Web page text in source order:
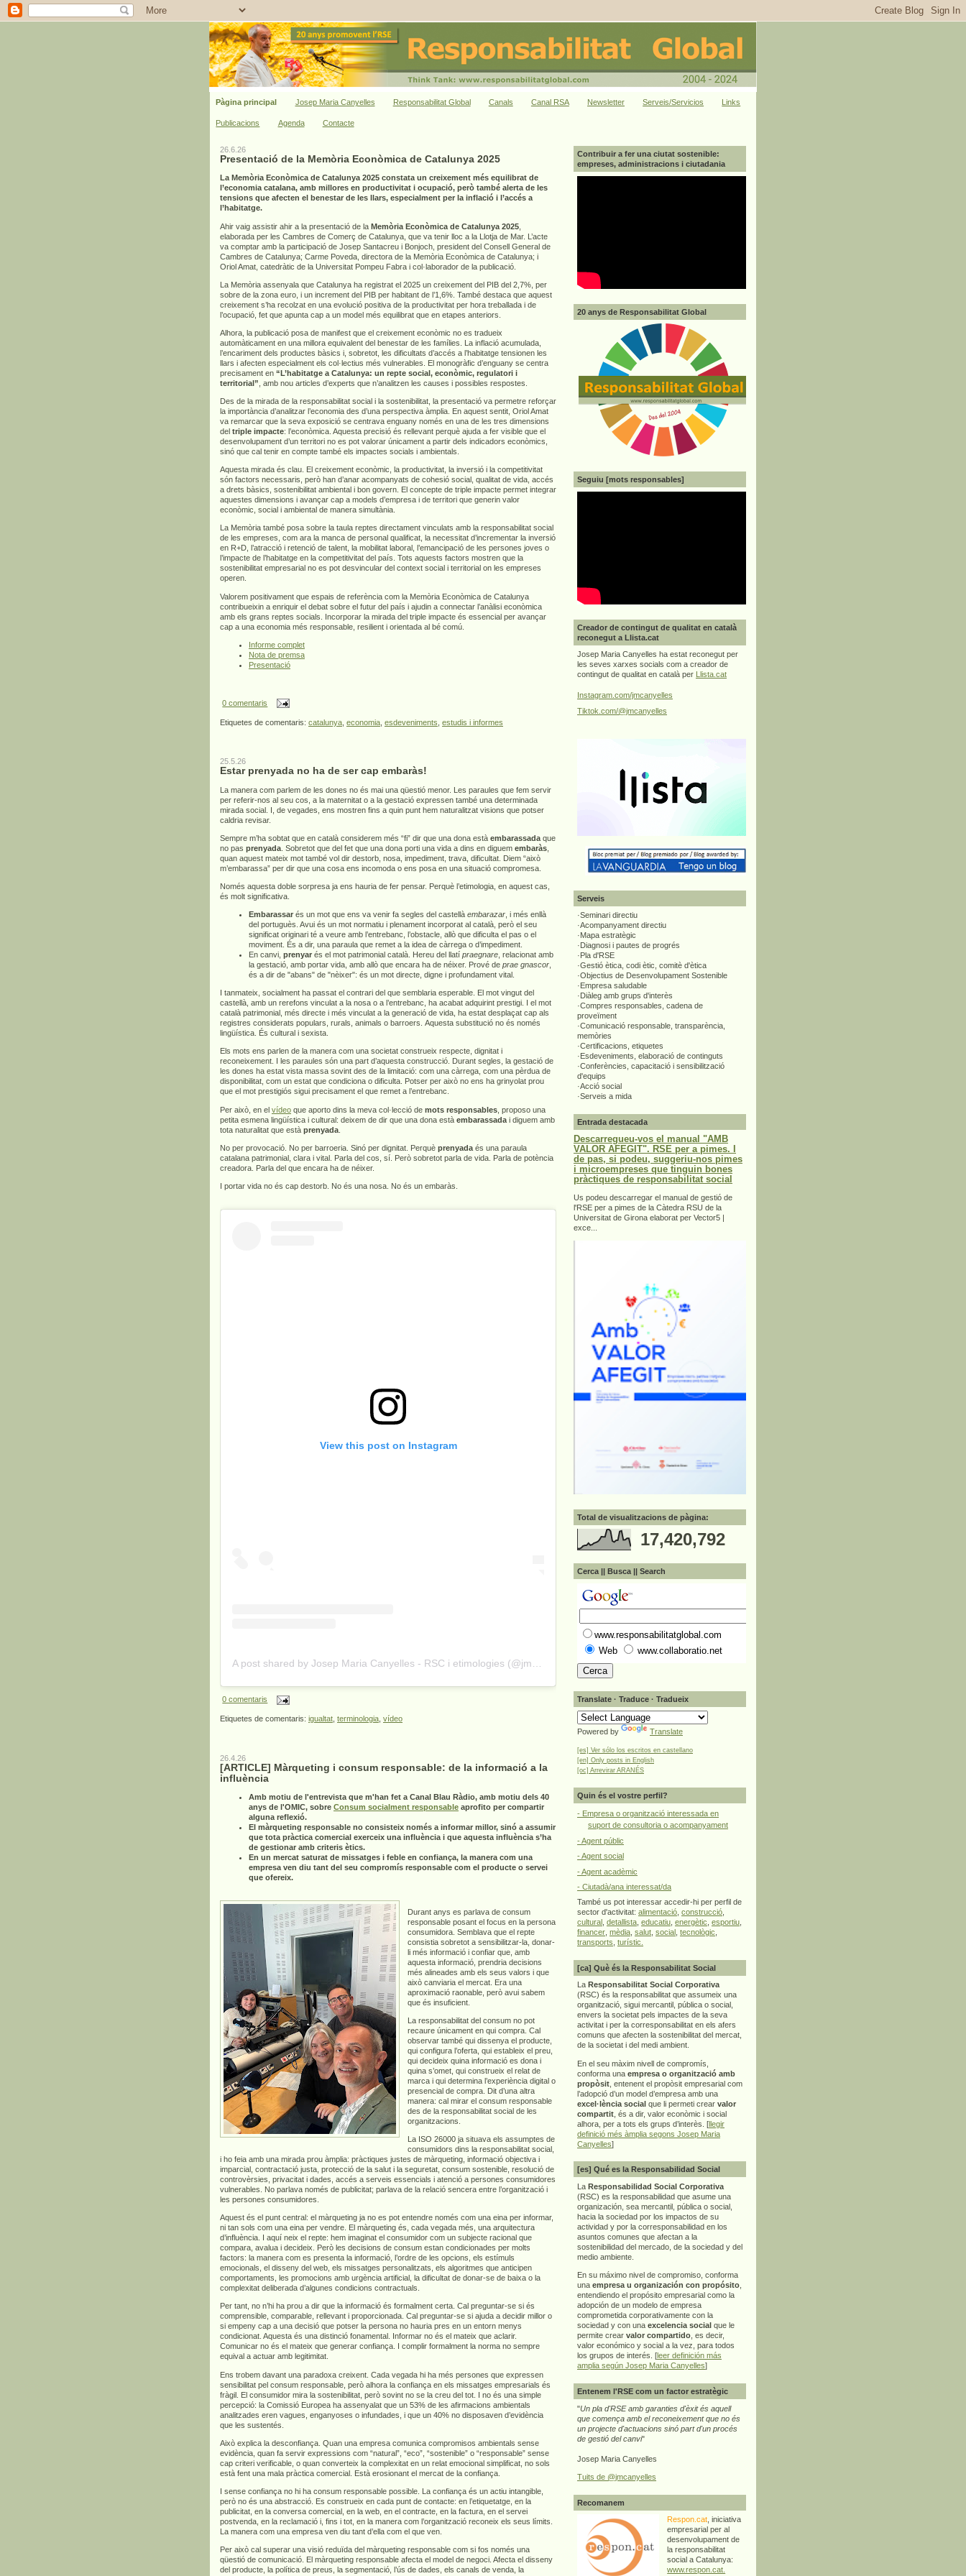
Pàgina principal Josep Maria Canyelles Responsabilitat Global Canals Canal RSA Newsletter Serveis/Servicios Links
Publicacions Agenda Contacte
26.6.26
Presentació de la Memòria Econòmica de Catalunya 2025
La Memòria Econòmica de Catalunya 2025 constata un creixement més equilibrat de
l’economia catalana, amb millores en productivitat i ocupació, però també alerta de les
tensions que afecten el benestar de les llars, especialment per la inflació i l’accés a
l’habitatge.
Ahir vaig assistir ahir a la presentació de la Memòria Econòmica de Catalunya 2025
elaborada per les Cambres de Comerç de Catalunya, que va tenir lloc a la Llotja de Mar. L’acte
va comptar amb la participació de Josep Santacreu i Bonjoch, president del Consell General de
Cambres de Catalunya; Carme Poveda, directora de la Memòria Econòmica de Catalunya; i
Oriol Amat, catedràtic de la Universitat Pompeu Fabra i col·laborador de la publicació.
La Memòria assenyala que Catalunya ha registrat el 2025 un creixement del PIB del 2,7%, per
sobre de la zona euro, i un increment del PIB per habitant de l’1,6%. També destaca que aquest
creixement s’ha recolzat en una evolució positiva de la productivitat per hora treballada i de
l’ocupació, fet que apunta cap a un model més equilibrat que en etapes anteriors.
Alhora, la publicació posa de manifest que el creixement econòmic no es tradueix
automàticament en una millora equivalent del benestar de les famílies. La inflació acumulada,
l’encariment dels productes bàsics i, sobretot, les dificultats d’accés a l’habitatge tensionen les
llars i afecten especialment els col·lectius més vulnerables. El monogràfic d’enguany se centra
precisament en “L’habitatge a Catalunya: un repte social, econòmic, regulatori i
territorial” , amb nou articles d’experts que n’analitzen les causes i possibles respostes.
Des de la mirada de la responsabilitat social i la sostenibilitat, la presentació va permetre reforçar
la importància d’analitzar l’economia des d’una perspectiva àmplia. En aquest sentit, Oriol Amat
va remarcar que la seva exposició se centrava enguany només en una de les tres dimensions
del triple impacte: l’econòmica. Aquesta precisió és rellevant perquè ajuda a fer visible que el
desenvolupament d’un territori no es pot valorar únicament a partir dels indicadors econòmics,
sinó que cal tenir en compte també els impactes socials i ambientals.
Aquesta mirada és clau. El creixement econòmic, la productivitat, la inversió i la competitivitat
són factors necessaris, però han d’anar acompanyats de cohesió social, qualitat de vida, accés
a drets bàsics, sostenibilitat ambiental i bon govern. El concepte de triple impacte permet integrar
aquestes dimensions i avançar cap a models d’empresa i de territori que generin valor
econòmic, social i ambiental de manera simultània.
La Memòria també posa sobre la taula reptes directament vinculats amb la responsabilitat social
de les empreses, com ara la manca de personal qualificat, la necessitat d’incrementar la inversió
en R+D, l’atracció i retenció de talent, la mobilitat laboral, l’emancipació de les persones joves o
l’impacte de l’habitatge en la competitivitat del país. Tots aquests factors mostren que la
sostenibilitat empresarial no es pot desvincular del context social i territorial on les empreses
operen.
Valorem positivament que espais de referència com la Memòria Econòmica de Catalunya
contribueixin a enriquir el debat sobre el futur del país i ajudin a connectar l’anàlisi econòmica
amb els grans reptes socials. Incorporar la mirada del triple impacte és essencial per avançar
cap a una economia més responsable, resilient i orientada al bé comú.
Informe complet
Nota de premsa
Presentació
0 comentaris
Etiquetes de comentaris: catalunya economia esdeveniments estudis i informes
25.5.26
Estar prenyada no ha de ser cap embaràs!
La manera com parlem de les dones no és mai una qüestió menor. Les paraules que fem servir
per referir-nos al seu cos, a la maternitat o a la gestació expressen també una determinada
mirada social. I, de vegades, ens mostren fins a quin punt hem naturalitzat visions que potser
caldria revisar.
Sempre m’ha sobtat que en català considerem més “fi” dir que una dona està embarassada que
no pas prenyada . Sobretot que del fet que una dona porti una vida a dins en diguem embaràs
quan aquest mateix mot també vol dir destorb, nosa, impediment, trava, dificultat. Diem “això
m’embarassa” per dir que una cosa ens incomoda o ens posa en una situació compromesa.
Només aquesta doble sorpresa ja ens hauria de fer pensar. Perquè l’etimologia, en aquest cas,
és molt significativa.
Embarassar és un mot que ens va venir fa segles del castellà embarazar , i més enllà
del portuguès. Avui és un mot normatiu i plenament incorporat al català, però el seu
significat originari té a veure amb l’entrebanc, l’obstacle, allò que dificulta el pas o el
moviment. És a dir, una paraula que remet a la idea de càrrega o d’impediment.
En canvi, prenyar és el mot patrimonial català. Hereu del llatí praegnare , relacionat amb
la gestació, amb portar vida, amb allò que encara ha de néixer. Prové de prae gnascor
és a dir de "abans" de "nèixer": és un mot directe, digne i profundament vital.
I tanmateix, socialment ha passat el contrari del que semblaria esperable. El mot vingut del
castellà, amb un rerefons vinculat a la nosa o a l’entrebanc, ha acabat adquirint prestigi. I el mot
català patrimonial, més directe i més vinculat a la generació de vida, ha estat desplaçat cap als
registres considerats populars, rurals, animals o barroers. Aquesta substitució no és només
lingüística. És cultural i sexista.
Els mots ens parlen de la manera com una societat construeix respecte, dignitat i
reconeixement. I les paraules són una part d’aquesta construcció. Durant segles, la gestació de
les dones ha estat vista massa sovint des de la limitació: com una càrrega, com una pèrdua de
disponibilitat, com un estat que condiciona o dificulta. Potser per això no ens ha grinyolat prou
que el mot prestigiós sigui precisament el que remet a l’entrebanc.
Per això, en el vídeo que aporto dins la meva col·lecció de mots responsables , proposo una
petita esmena lingüística i cultural: deixem de dir que una dona està embarassada i diguem amb
tota naturalitat que està prenyada
No per provocació. No per barroeria. Sinó per dignitat. Perquè prenyada és una paraula
catalana patrimonial, clara i vital. Parla del cos, sí. Però sobretot parla de vida. Parla de potència
creadora. Parla del que encara ha de néixer.
I portar vida no és cap destorb. No és una nosa. No és un embaràs.
View this post on Instagram
A post shared by Josep Maria Canyelles - RSC i etimologies (@jmcanyelles)
0 comentaris
Etiquetes de comentaris: igualtat terminologia vídeo
26.4.26
[ARTICLE] Màrqueting i consum responsable: de la informació a la
influència
Amb motiu de l'entrevista que m'han fet a Canal Blau Ràdio, amb motiu dels 40
anys de l'OMIC, sobre Consum socialment responsable aprofito per compartir
alguna reflexió.
El màrqueting responsable no consisteix només a informar millor, sinó a assumir
que tota pràctica comercial exerceix una influència i que aquesta influència s’ha
de gestionar amb criteris ètics.
En un mercat saturat de missatges i feble en confiança, la manera com una
empresa ven diu tant del seu compromís responsable com el producte o servei
que ofereix.
Durant anys es parlava de consum
responsable posant el focus en la persona
consumidora. Semblava que el repte
consistia sobretot a sensibilitzar-la, donar-
li més informació i confiar que, amb
aquesta informació, prendria decisions
més alineades amb els seus valors i que
això canviaria el mercat. Era una
aproximació raonable, però avui sabem
que és insuficient.
La responsabilitat del consum no pot
recaure únicament en qui compra. Cal
observar també qui dissenya el producte,
qui configura l’oferta, qui estableix el preu,
qui decideix quina informació es dona i
quina s’omet, qui construeix el relat de
marca i qui determina l’experiència digital o
presencial de compra. Dit d’una altra
manera: cal mirar el consum responsable
des de la responsabilitat social de les
organitzacions.
La ISO 26000 ja situava els assumptes de
consumidors dins la responsabilitat social,
i ho feia amb una mirada prou àmplia: pràctiques justes de màrqueting, informació objectiva i
imparcial, contractació justa, protecció de la salut i la seguretat, consum sostenible, resolució de
controvèrsies, privacitat i dades, accés a serveis essencials i atenció a persones consumidores
vulnerables. No parlava només de publicitat; parlava de la relació sencera entre l’organització i
les persones consumidores.
Aquest és el punt central: el màrqueting ja no es pot entendre només com una eina per informar,
ni tan sols com una eina per vendre. El màrqueting és, cada vegada més, una arquitectura
d’influència. I aquí neix el repte: hem imaginat el consumidor com un subjecte racional que
compara, avalua i decideix. Però les decisions de consum estan condicionades per molts
factors: la manera com es presenta la informació, l’ordre de les opcions, els estímuls
emocionals, el disseny del web, els missatges personalitzats, els algoritmes que anticipen
comportaments, les promocions amb urgència artificial, la dificultat de donar-se de baixa o la
complexitat deliberada d’algunes condicions contractuals.
Per tant, no n’hi ha prou a dir que la informació és formalment certa. Cal preguntar-se si és
comprensible, comparable, rellevant i proporcionada. Cal preguntar-se si ajuda a decidir millor o
si empeny cap a una decisió que potser la persona no hauria pres en un entorn menys
condicionat. Aquesta és una distinció fonamental. Informar no és el mateix que aclarir.
Comunicar no és el mateix que generar confiança. I complir formalment la norma no sempre
equival a actuar amb legitimitat.
Ens trobem davant una paradoxa creixent. Cada vegada hi ha més persones que expressen
sensibilitat pel consum responsable, però alhora la confiança en els missatges empresarials és
fràgil. El consumidor mira la sostenibilitat, però sovint no se la creu del tot. I no és una simple
percepció: la Comissió Europea ha assenyalat que un 53% de les afirmacions ambientals
analitzades eren vagues, enganyoses o infundades, i que un 40% no disposaven d’evidència
que les sustentés.
Això explica la desconfiança. Quan una empresa comunica compromisos ambientals sense
evidència, quan fa servir expressions com “natural”, “eco”, “sostenible” o “responsable” sense
cap criteri verificable, o quan converteix la complexitat en un relat emocional simplificat, no sols
està fent una mala pràctica comercial. Està erosionant el mercat de la confiança.
I sense confiança no hi ha consum responsable possible. La confiança és un actiu intangible,
però no és una abstracció. Es construeix en cada punt de contacte: en l’etiquetatge, en la
publicitat, en la conversa comercial, en la web, en el contracte, en la factura, en el servei
postvenda, en la reclamació i, fins i tot, en la manera com l’organització reconeix els seus límits.
La manera com una empresa ven diu tant d’ella com el que ven.
Per això cal superar una visió reduïda del màrqueting responsable com si fos només una
qüestió de comunicació. El màrqueting responsable afecta el model de negoci. Afecta el disseny
del producte, la política de preus, la segmentació, l’ús de dades, els canals de venda, la
Contribuir a fer una ciutat sostenible:
empreses, administracions i ciutadania
20 anys de Responsabilitat Global
Seguiu [mots responsables]
Creador de contingut de qualitat en català
reconegut a Llista.cat
Josep Maria Canyelles ha estat reconegut per
les seves xarxes socials com a creador de
contingut de qualitat en català per
Llista.cat
Instagram.com/jmcanyelles
Tiktok.com/@jmcanyelles
Serveis
·Seminari directiu
·Acompanyament directiu
·Mapa estratègic
·Diagnosi i pautes de progrés
·Pla d'RSE
·Gestió ètica, codi ètic, comitè d'ètica
·Objectius de Desenvolupament Sostenible
·Empresa saludable
·Diàleg amb grups d'interès
·Compres responsables, cadena de
proveïment
·Comunicació responsable, transparència,
memòries
·Certificacions, etiquetes
·Esdeveniments, elaboració de continguts
·Conferències, capacitació i sensibilització
d'equips
·Acció social
·Serveis a mida
Entrada destacada
Descarregueu-vos el manual "AMB
VALOR AFEGIT". RSE per a pimes. I
de pas, si podeu, suggeriu-nos pimes
i microempreses que tinguin bones
pràctiques de responsabilitat social
Us podeu descarregar el manual de gestió de
l'RSE per a pimes de la Càtedra RSU de la
Universitat de Girona elaborat per Vector5 |
exce...
Total de visualitzacions de pàgina:
17,420,792
Cerca || Busca || Search
www.responsabilitatglobal.com
Web
www.collaboratio.net
Translate · Traduce · Tradueix
Powered by Translate
[es] Ver sólo los escritos en castellano
[en] Only posts in English
[oc] Arrevirar ARANÉS
Quin és el vostre perfil?
- Empresa o organització interessada en
suport de consultoria o acompanyament
- Agent públic
- Agent social
- Agent acadèmic
- Ciutadà/ana interessat/da
També us pot interessar accedir-hi per perfil de
sector d'activitat: alimentació construcció
cultural detallista educatiu energètic esportiu
financer mèdia salut social tecnològic
transports turístic.
[ca] Què és la Responsabilitat Social
La Responsabilitat Social Corporativa
(RSC) és la responsabilitat que assumeix una
organització, sigui mercantil, pública o social,
envers la societat pels impactes de la seva
activitat i per la corresponsabilitat en els afers
comuns que afecten la sostenibilitat del mercat,
de la societat i del medi ambient.
En el seu màxim nivell de compromís,
conforma una empresa o organització amb
propòsit , entenent el propòsit empresarial com
l’adopció d’un model d’empresa amb una
excel·lència social que li permeti crear valor
compartit , és a dir, valor econòmic i social
alhora, per a tots els grups d’interès. [llegir
definició més àmplia segons Josep Maria
Canyelles]
[es] Qué es la Responsabilidad Social
La Responsabilidad Social Corporativa
(RSC) es la responsabilidad que asume una
organización, sea mercantil, pública o social,
hacia la sociedad por los impactos de su
actividad y por la corresponsabilidad en los
asuntos comunes que afectan a la
sostenibilidad del mercado, de la sociedad y del
medio ambiente.
En su máximo nivel de compromiso, conforma
una empresa u organización con propósito
entendiendo el propósito empresarial como la
adopción de un modelo de empresa
comprometida corporativamente con la
sociedad y con una excelencia social que le
permite crear valor compartido , es decir,
valor económico y social a la vez, para todos
los grupos de interés. [leer definición más
amplia según Josep Maria Canyelles]
Entenem l'RSE com un factor estratègic
"Un pla d'RSE amb garanties d'èxit és aquell
que comença amb el reconeixement que no és
un projecte d'actuacions sinó part d'un procés
de gestió del canvi"
Josep Maria Canyelles
Tuits de @jmcanyelles
Recomanem
Respon.cat , iniciativa
empresarial per al
desenvolupament de
la responsabilitat
social a Catalunya:
www.respon.cat.